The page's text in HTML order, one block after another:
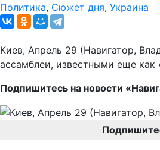
Политика, Сюжет дня, Украина
Киев, Апрель 29 (Навигатор,
ассамблеи, известными еще как
Подпишитесь на новости